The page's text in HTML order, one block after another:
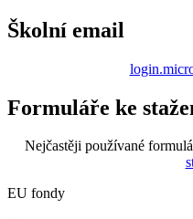
Školní email
Formuláře ke
Nejčastěji používané
EU fondy